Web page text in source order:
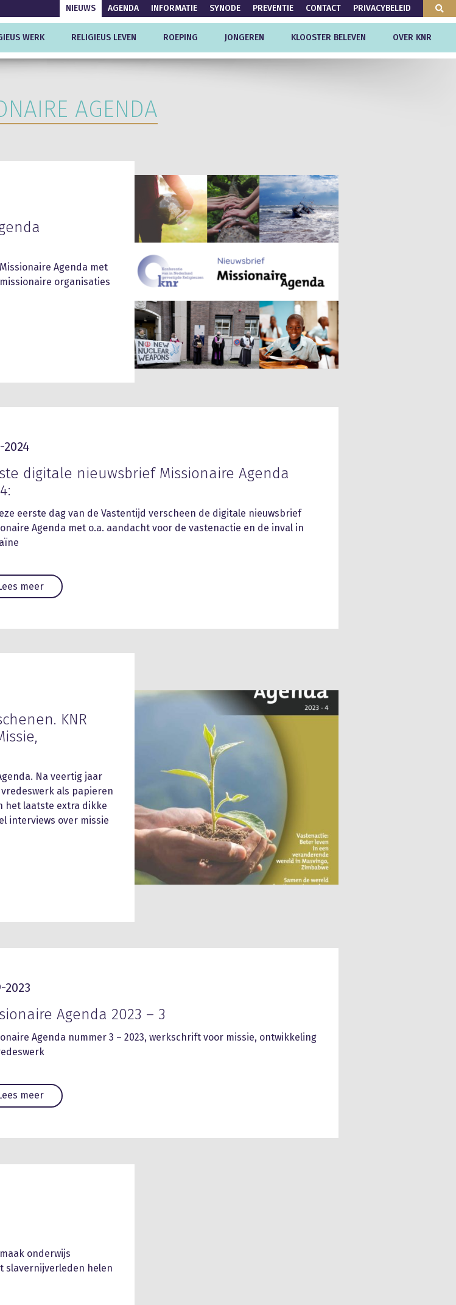
NIEUWS AGENDA INFORMATIE SYNODE PREVENTIE CONTACT PRIVACYBELEID
WERK RELIGIEUS LEVEN ROEPING JONGEREN KLOOSTER BELEVEN OVER KNR
AGENDA
Agenda met
organisaties
2024
digitale nieuwsbrief Missionaire Agenda
eerste dag van de Vastentijd verscheen de digitale nieuwsbrief
Agenda met o.a. aandacht voor de vastenactie en de inval in
meer
KNR
Na veertig jaar
als papieren
het laatste extra dikke
interviews over missie
2023
Agenda 2023 – 3
Agenda nummer 3 – 2023, werkschrift voor missie, ontwikkeling
meer
onderwijs
slavernijverleden helen